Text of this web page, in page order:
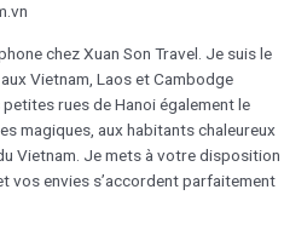
chez Xuan Son Travel. Je suis le
Vietnam, Laos et Cambodge
rues de Hanoi également le
magiques, aux habitants chaleureux
Vietnam. Je mets à votre disposition
vos envies s’accordent parfaitement